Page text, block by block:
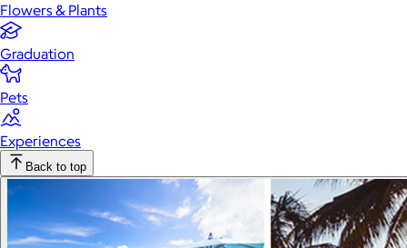
Flowers & Plants
Graduation
Pets
Experiences
Back to top